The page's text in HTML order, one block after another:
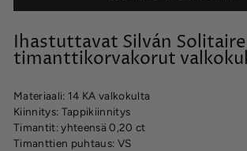
Ihastuttavat Silván Solitaire
timanttikorvakorut
Materiaali: 14 KA valkokulta
Kiinnitys: Tappikiinnitys
Timantit: yhteensä 0,20 ct
Timanttien puhtaus: VS